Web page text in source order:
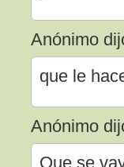
Anónimo
que le
Anónimo
Que se